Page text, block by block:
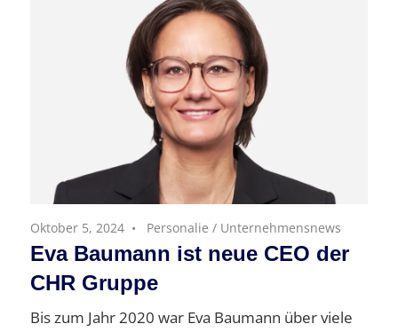
Oktober 5, 2024 Personalie / Unternehmensnews
Eva Baumann ist neue CEO der
CHR Gruppe
Bis zum Jahr 2020 war Eva Baumann über viele